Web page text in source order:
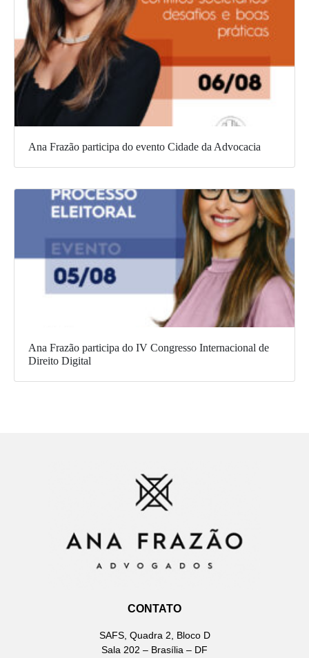
Ana Frazão participa do evento Cidade da Advocacia
Ana Frazão participa do IV Congresso Internacional de
Direito Digital
CONTATO
SAFS, Quadra 2, Bloco D
Sala 202 – Brasília – DF